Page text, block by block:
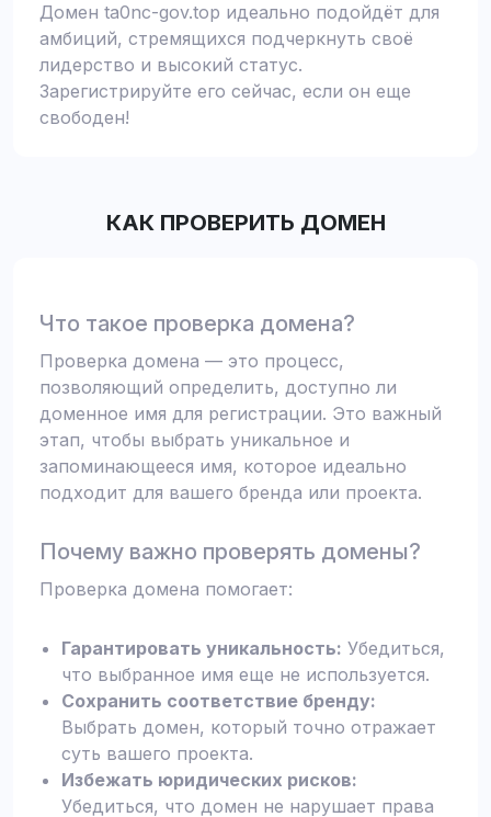
Домен ta0nc-gov.top идеально подойдёт для
амбиций, стремящихся подчеркнуть своё
лидерство и высокий статус.
Зарегистрируйте его сейчас, если он еще
свободен!
КАК ПРОВЕРИТЬ ДОМЕН
Что такое проверка домена?
Проверка домена — это процесс,
позволяющий определить, доступно ли
доменное имя для регистрации. Это важный
этап, чтобы выбрать уникальное и
запоминающееся имя, которое идеально
подходит для вашего бренда или проекта.
Почему важно проверять домены?
Проверка домена помогает:
Гарантировать уникальность: Убедиться,
что выбранное имя еще не используется.
Сохранить соответствие бренду:
Выбрать домен, который точно отражает
суть вашего проекта.
Избежать юридических рисков:
Убедиться, что домен не нарушает права